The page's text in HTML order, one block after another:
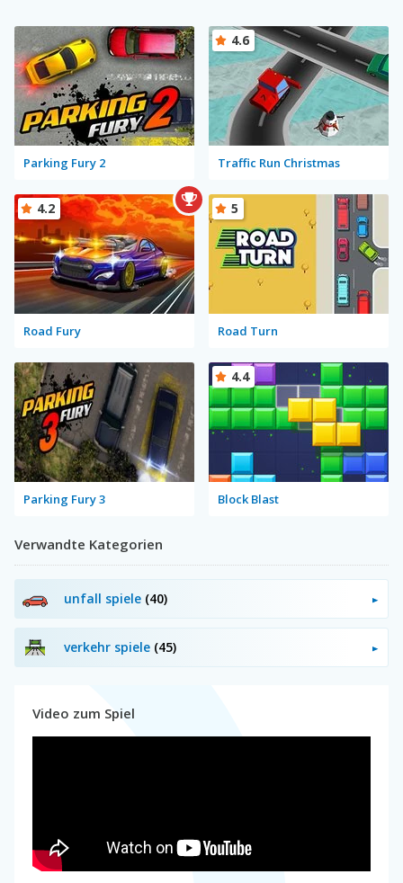
Parking Fury 2 Traffic Run Christmas
4.6
Road Fury
4.2
Road Turn
5
Parking Fury 3 Block Blast
4.4
Verwandte Kategorien
unfall spiele (40)
verkehr spiele (45)
Video zum Spiel